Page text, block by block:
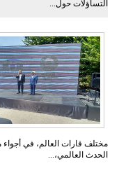
التساؤلات حول...
مختلف قارات العالم، في
الحدث العالمي،...